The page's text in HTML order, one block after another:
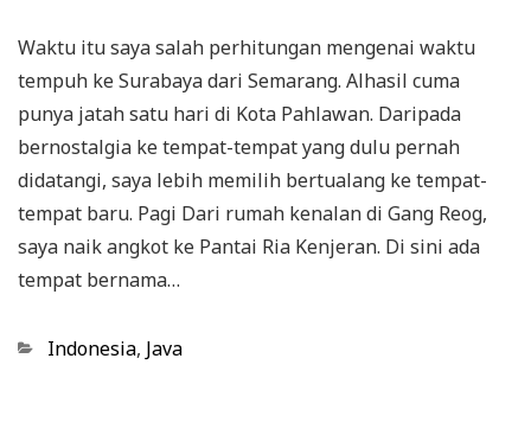
Waktu itu saya salah perhitungan mengenai waktu
tempuh ke Surabaya dari Semarang. Alhasil cuma
punya jatah satu hari di Kota Pahlawan. Daripada
bernostalgia ke tempat-tempat yang dulu pernah
didatangi, saya lebih memilih bertualang ke tempat-
tempat baru. Pagi Dari rumah kenalan di Gang Reog,
saya naik angkot ke Pantai Ria Kenjeran. Di sini ada
tempat bernama…
Categories
Indonesia, Java